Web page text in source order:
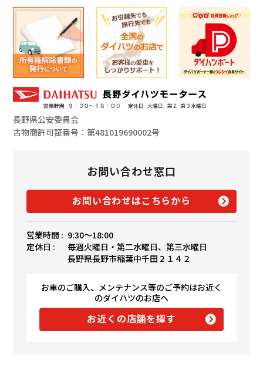
長野県公安委員会
古物商許可証番号：第481019690002号
お問い合わせ窓口
お問い合わせはこちらから
営業時間 : 9:30〜18:00
定休日 :
毎週火曜日・第二水曜日、第三水曜日
長野県長野市稲葉中千田２１４２
お車のご購入、メンテナンス等のご予約はお近く
のダイハツのお店へ
お近くの店舗を探す